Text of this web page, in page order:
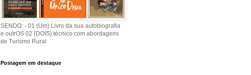
SENDO: - 01 (Um) Livro da sua autobiografia
e outrOS 02 (DOIS) técnico com abordagens
de Turismo Rural
Postagem em destaque